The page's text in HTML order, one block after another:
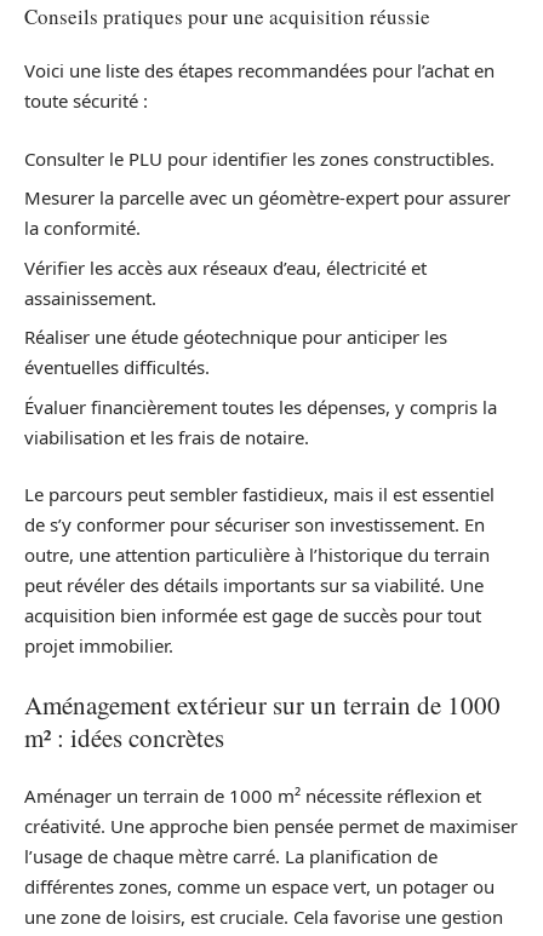
Conseils pratiques pour une acquisition réussie
Voici une liste des étapes recommandées pour l’achat en
toute sécurité :
Consulter le PLU pour identifier les zones constructibles.
Mesurer la parcelle avec un géomètre-expert pour assurer
la conformité.
Vérifier les accès aux réseaux d’eau, électricité et
assainissement.
Réaliser une étude géotechnique pour anticiper les
éventuelles difficultés.
Évaluer financièrement toutes les dépenses, y compris la
viabilisation et les frais de notaire.
Le parcours peut sembler fastidieux, mais il est essentiel
de s’y conformer pour sécuriser son investissement. En
outre, une attention particulière à l’historique du terrain
peut révéler des détails importants sur sa viabilité. Une
acquisition bien informée est gage de succès pour tout
projet immobilier.
Aménagement extérieur sur un terrain de 1000
m² : idées concrètes
Aménager un terrain de 1000 m² nécessite réflexion et
créativité. Une approche bien pensée permet de maximiser
l’usage de chaque mètre carré. La planification de
différentes zones, comme un espace vert, un potager ou
une zone de loisirs, est cruciale. Cela favorise une gestion